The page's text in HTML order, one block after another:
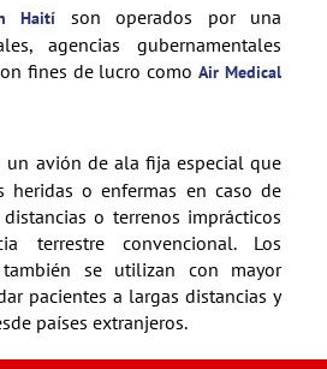
Haití son operados por una
agencias gubernamentales
fines de lucro comoAir Medical
un avión de ala fija especial que
heridas o enfermas en caso de
o terrenos imprácticos
terrestre convencional. Los
se utilizan con mayor
pacientes a largas distancias y
países extranjeros.